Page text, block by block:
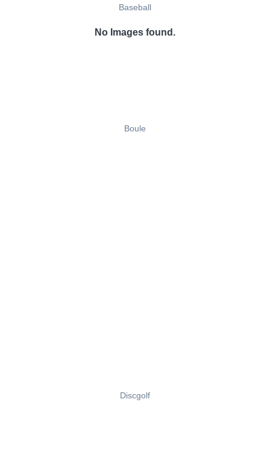
Baseball
No Images found.
Boule
Discgolf